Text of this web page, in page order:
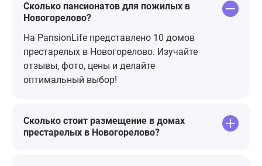
Сколько пансионатов для пожилых в
Новогорелово?
На PansionLife представлено 10 домов
престарелых в Новогорелово. Изучайте
отзывы, фото, цены и делайте
оптимальный выбор!
Сколько стоит размещение в домах
престарелых в Новогорелово?